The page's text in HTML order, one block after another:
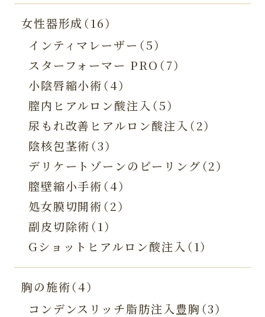
女性器形成（16）
インティマレーザー（5）
スターフォーマー PRO（7）
小陰唇縮小術（4）
膣内ヒアルロン酸注入（5）
尿もれ改善ヒアルロン酸注入（2）
陰核包茎術（3）
デリケートゾーンのピーリング（2）
膣壁縮小手術（4）
処女膜切開術（2）
副皮切除術（1）
Gショットヒアルロン酸注入（1）
胸の施術（4）
コンデンスリッチ脂肪注入豊胸（3）